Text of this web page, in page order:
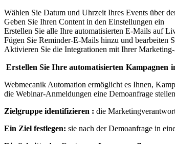
Wählen Sie Datum und Uhrzeit Ihres Events über
Geben Sie Ihren Content in den Einstellungen ein
Erstellen Sie alle Ihre automatisierten E-Mails auf
Fügen Sie Reminder-E-Mails hinzu und bearbeiten
Aktivieren Sie die Integrationen mit Ihrer
Erstellen Sie Ihre automatisierten Kampagnen
Webmecanik Automation ermöglicht es Ihnen,
die Webinar-Anmeldungen eine Demoanfrage
Zielgruppe identifizieren : die
Ein Ziel festlegen: sie nach der Demoanfrage in